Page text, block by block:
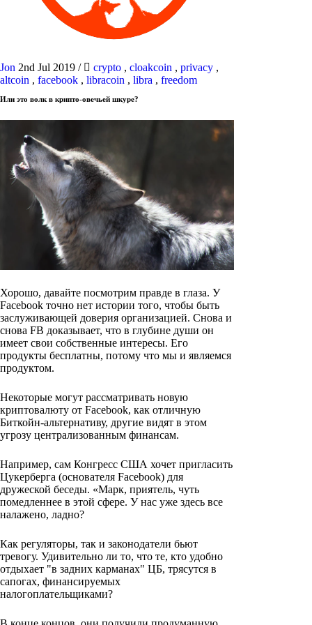
Jon 2nd Jul 2019 / crypto , cloakcoin , privacy ,
altcoin , facebook , libracoin , libra , freedom
Или это волк в крипто-овечьей шкуре?
Хорошо, давайте посмотрим правде в глаза. У
Facebook точно нет истории того, чтобы быть
заслуживающей доверия организацией. Снова и
снова FB доказывает, что в глубине души он
имеет свои собственные интересы. Его
продукты бесплатны, потому что мы и являемся
продуктом.
Некоторые могут рассматривать новую
криптовалюту от Facebook, как отличную
Биткойн-альтернативу, другие видят в этом
угрозу централизованным финансам.
Например, сам Конгресс США хочет пригласить
Цукерберга (основателя Facebook) для
дружеской беседы. «Марк, приятель, чуть
помедленнее в этой сфере. У нас уже здесь все
налажено, ладно?
Как регуляторы, так и законодатели бьют
тревогу. Удивительно ли то, что те, кто удобно
отдыхает "в задних карманах" ЦБ, трясутся в
сапогах, финансируемых
налогоплательщиками?